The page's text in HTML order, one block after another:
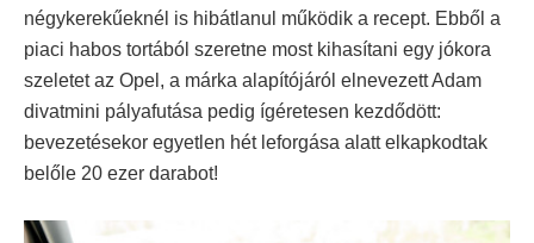
négykerekűeknél is hibátlanul működik a recept. Ebből a
piaci habos tortából szeretne most kihasítani egy jókora
szeletet az Opel, a márka alapítójáról elnevezett Adam
divatmini pályafutása pedig ígéretesen kezdődött:
bevezetésekor egyetlen hét leforgása alatt elkapkodtak
belőle 20 ezer darabot!